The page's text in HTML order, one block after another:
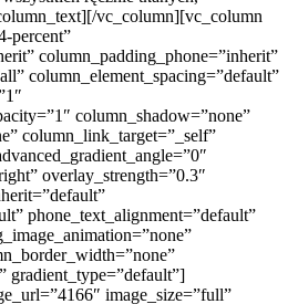
vc_column][vc_column
percent”
column_padding_phone=”inherit”
column_element_spacing=”default”
column_shadow=”none”
column_link_target=”_self”
overlay_strength=”0.3″
phone_text_alignment=”default”
gradient_type=”default”]
image_size=”full”